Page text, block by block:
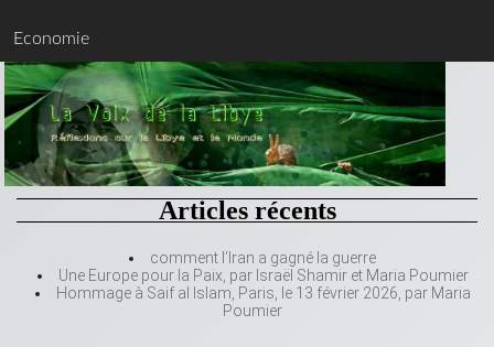
Economie
Articles récents
comment l’Iran a gagné la guerre
Une Europe pour la Paix, par Israël Shamir et Maria Poumier
Hommage à Saif al Islam, Paris, le 13 février 2026, par Maria
Poumier